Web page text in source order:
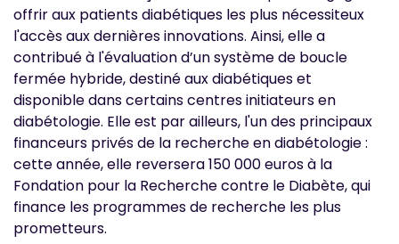
offrir aux patients diabétiques les plus nécessiteux
l'accès aux dernières innovations. Ainsi, elle a
contribué à l'évaluation d’un système de boucle
fermée hybride, destiné aux diabétiques et
disponible dans certains centres initiateurs en
diabétologie. Elle est par ailleurs, l'un des principaux
financeurs privés de la recherche en diabétologie :
cette année, elle reversera 150 000 euros à la
Fondation pour la Recherche contre le Diabète, qui
finance les programmes de recherche les plus
prometteurs.